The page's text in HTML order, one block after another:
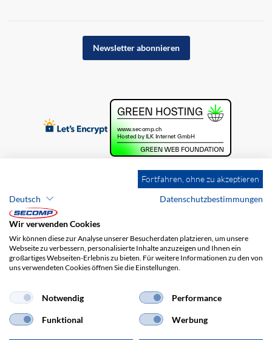
Newsletter abonnieren
Brands Impressum
AGB
Haftungsausschluss
Versandkosten
Fortfahren, ohne zu akzeptieren
Deutsch
Datenschutzbestimmungen
Wir verwenden Cookies
Wir können diese zur Analyse unserer Besucherdaten platzieren, um unsere
Webseite zu verbessern, personalisierte Inhalte anzuzeigen und Ihnen ein
großartiges Webseiten-Erlebnis zu bieten. Für weitere Informationen zu den von
uns verwendeten Cookies öffnen Sie die Einstellungen.
Notwendig Performance
Funktional Werbung